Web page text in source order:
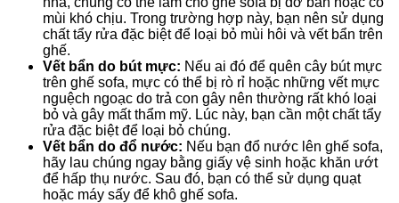
mùi khó chịu. Trong trường hợp này, bạn nên sử dụng
chất tẩy rửa đặc biệt để loại bỏ mùi hôi và vết bẩn trên
ghế.
Vết bẩn do bút mực: Nếu ai đó để quên cây bút mực
trên ghế sofa, mực có thể bị rò rỉ hoặc những vết mực
nguệch ngoạc do trả con gây nên thường rất khó loại
bỏ và gây mất thẩm mỹ. Lúc này, bạn cần một chất tẩy
rửa đặc biệt để loại bỏ chúng.
Vết bẩn do đổ nước: Nếu bạn đổ nước lên ghế sofa,
hãy lau chúng ngay bằng giấy vệ sinh hoặc khăn ướt
để hấp thụ nước. Sau đó, bạn có thể sử dụng quạt
hoặc máy sấy để khô ghế sofa.